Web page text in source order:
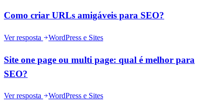
Como criar URLs amigáveis para SEO?
Ver resposta WordPress e Sites
Site one page ou multi page: qual é melhor para
SEO?
Ver resposta WordPress e Sites